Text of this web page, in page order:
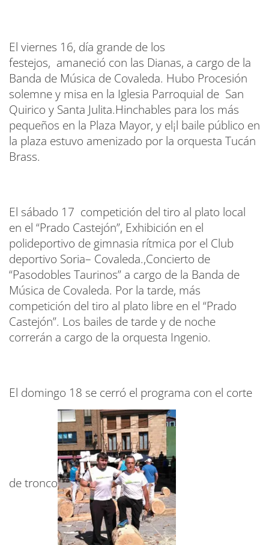
El viernes 16, día grande de los
festejos, amaneció con las Dianas, a cargo de la
Banda de Música de Covaleda. Hubo Procesión
solemne y misa en la Iglesia Parroquial de San
Quirico y Santa Julita.Hinchables para los más
pequeños en la Plaza Mayor, y el¡l baile público en
la plaza estuvo amenizado por la orquesta Tucán
Brass.
El sábado 17 competición del tiro al plato local
en el “Prado Castejón”, Exhibición en el
polideportivo de gimnasia rítmica por el Club
deportivo Soria– Covaleda.,Concierto de
“Pasodobles Taurinos” a cargo de la Banda de
Música de Covaleda. Por la tarde, más
competición del tiro al plato libre en el “Prado
Castejón”. Los bailes de tarde y de noche
correrán a cargo de la orquesta Ingenio.
El domingo 18 se cerró el programa con el corte
de tronco